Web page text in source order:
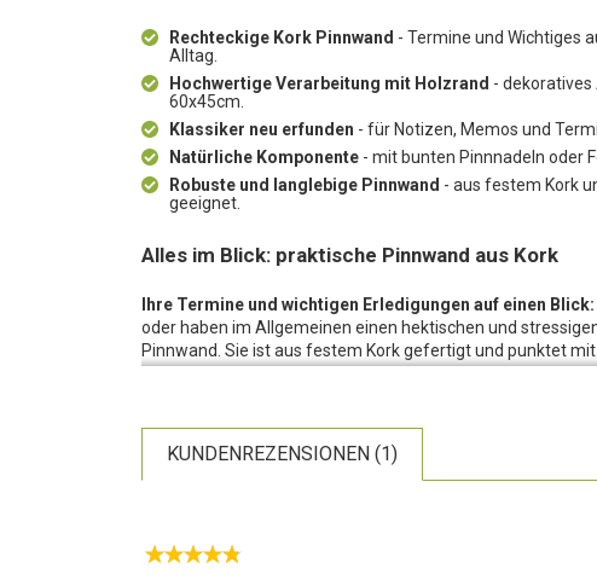
Rechteckige Kork Pinnwand - Termine und Wichtiges
Alltag.
Hochwertige Verarbeitung mit Holzrand - dekoratives
60x45cm.
Klassiker neu erfunden - für Notizen, Memos und
Natürliche Komponente - mit bunten Pinnnadeln oder
Robuste und langlebige Pinnwand - aus festem Kork
geeignet.
Alles im Blick: praktische Pinnwand aus Kork
Ihre Termine und wichtigen Erledigungen auf einen Blick:
oder haben im Allgemeinen einen hektischen und
Pinnwand. Sie ist aus festem Kork gefertigt und punktet
Der Klassiker neu erfunden:Im täglichen Gebrauch setzen
Nutzen nicht mehr verzichtet werden kann. So verhält es
Sie höchstwahrscheinlich schon ihr ganzes Leben und
Verbindung mit anderen Dekorationselementen stellt Sie
KUNDENREZENSIONEN (1)